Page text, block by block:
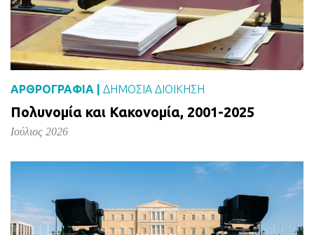
ΑΡΘΡΟΓΡΑΦΙΑ | ΔΗΜΌΣΙΑ ΔΙΟΊΚΗΣΗ
Πολυνομία και Κακονομία, 2001-2025
Ιούλιος 2026